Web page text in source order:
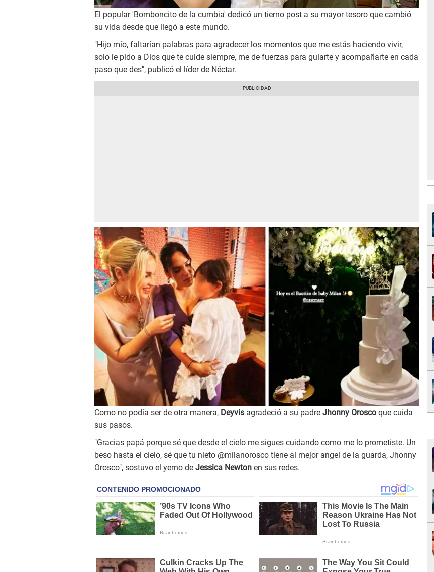
El popular 'Bomboncito de la cumbia' dedicó un tierno post a su mayor tesoro que cambió
su vida desde que llegó a este mundo.
"Hijo mío, faltarían palabras para agradecer los momentos que me estás haciendo vivir,
solo le pido a Dios que te cuide siempre, me de fuerzas para guiarte y acompañarte en cada
paso que des", publicó el líder de Néctar.
Como no podía ser de otra manera, Deyvis agradeció a su padre Jhonny Orosco que cuida
sus pasos.
"Gracias papá porque sé que desde el cielo me sigues cuidando como me lo prometiste. Un
beso hasta el cielo, sé que tu nieto @milanorosco tiene al mejor angel de la guarda, Jhonny
Orosco", sostuvo el yerno de Jessica Newton en sus redes.